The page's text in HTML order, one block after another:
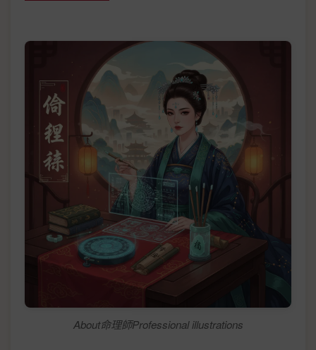
About命理師Professional illustrations